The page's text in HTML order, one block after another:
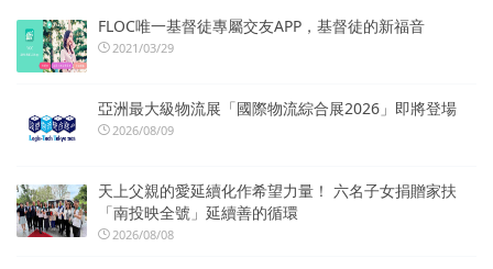
FLOC唯一基督徒專屬交友APP，基督徒的新福音
2021/03/29
亞洲最大級物流展「國際物流綜合展2026」即將登場
2026/08/09
天上父親的愛延續化作希望力量！ 六名子女捐贈家扶
「南投映全號」延續善的循環
2026/08/08